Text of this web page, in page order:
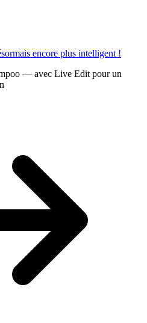
encore plus intelligent !
— avec Live Edit pour un